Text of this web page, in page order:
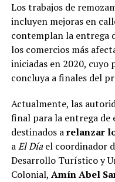
Los trabajos de
incluyen mejoras en
contemplan la entrega
los comercios más
iniciadas en 2020, cuyo
concluya a finales del
Actualmente, las
final para la entrega de
destinados arelanzar
aEl Díael coordinador
Desarrollo Turístico y
Colonial, Amín Abel